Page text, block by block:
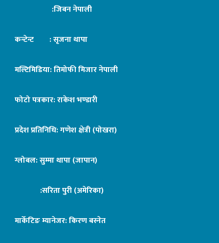
:जिबन नेपाली
कन्टेन्ट : सृजना थापा
मल्टिमिडिया: तिमोफी मिजार नेपाली
फोटो पत्रकार: राकेश भण्डारी
प्रदेश प्रतिनिधि: गणेश क्षेत्री (पोखरा)
ग्लोबल: सुम्मा थापा (जापान)
:सरिता पुरी (अमेरिका)
मार्केटिङ म्यानेजर: किरण बस्नेत